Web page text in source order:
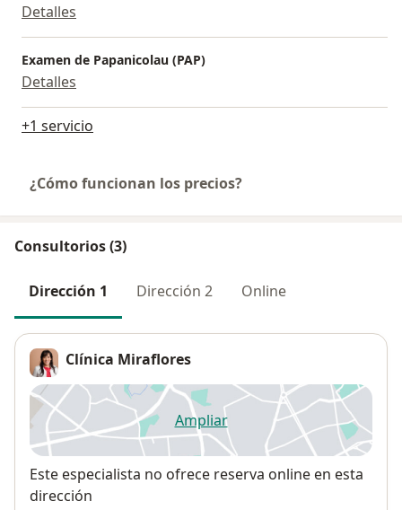
Detalles
Examen de Papanicolau (PAP)
Detalles
+1 servicio
¿Cómo funcionan los precios?
Consultorios (3)
Dirección 1 Dirección 2 Online
Clínica Miraflores
Ampliarse abre en una nueva
Disponibilidad
Este especialista no ofrece reserva online en esta
dirección